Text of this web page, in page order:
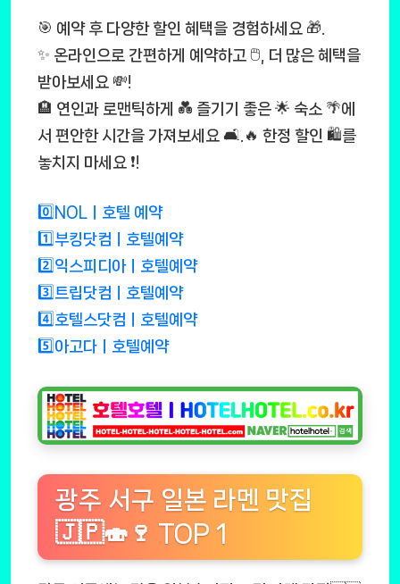
🎯 예약 후 다양한 할인 혜택을 경험하세요 🎁.
✨ 온라인으로 간편하게 예약하고 🖱️, 더 많은 혜택을
받아보세요 💸!
🏨 연인과 로맨틱하게 💑 즐기기 좋은 🌟 숙소 🌴에
서 편안한 시간을 가져보세요 🛋️.🔥 한정 할인 🛍️를
놓치지 마세요 ❗!
0️⃣NOLㅣ호텔 예약
1️⃣부킹닷컴ㅣ호텔예약
2️⃣익스피디아ㅣ호텔예약
3️⃣트립닷컴ㅣ호텔예약
4️⃣호텔스닷컴ㅣ호텔예약
5️⃣아고다ㅣ호텔예약
광주 서구 일본 라멘 맛집
🇯🇵🍣🍷 TOP 1